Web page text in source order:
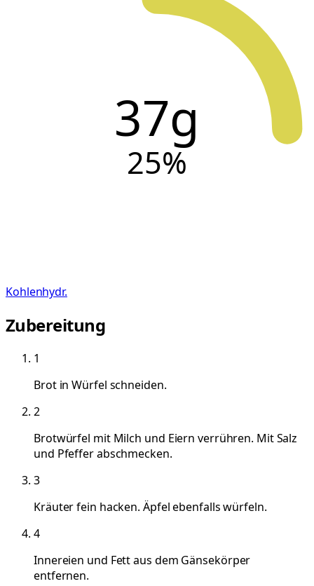
37g
25%
Kohlenhydr.
Zubereitung
1
Brot in Würfel schneiden.
2
Brotwürfel mit Milch und Eiern verrühren. Mit Salz
und Pfeffer abschmecken.
3
Kräuter fein hacken. Äpfel ebenfalls würfeln.
4
Innereien und Fett aus dem Gänsekörper
entfernen.